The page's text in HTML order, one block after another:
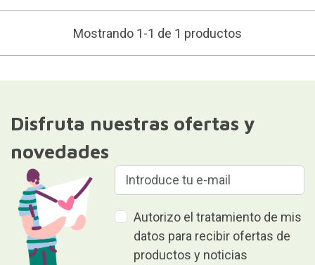
Mostrando 1-1 de 1 productos
Disfruta nuestras ofertas y
novedades
Autorizo el tratamiento de mis
datos para recibir ofertas de
productos y noticias